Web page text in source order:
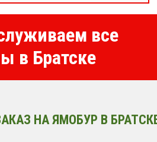
все
в Братске
НА ЯМОБУР В